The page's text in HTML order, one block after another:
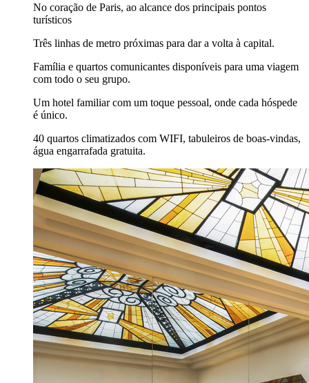
No coração de Paris, ao alcance dos principais pontos
turísticos
Três linhas de metro próximas para dar a volta à capital.
Família e quartos comunicantes disponíveis para uma viagem
com todo o seu grupo.
Um hotel familiar com um toque pessoal, onde cada hóspede
é único.
40 quartos climatizados com WIFI, tabuleiros de boas-vindas,
água engarrafada gratuita.